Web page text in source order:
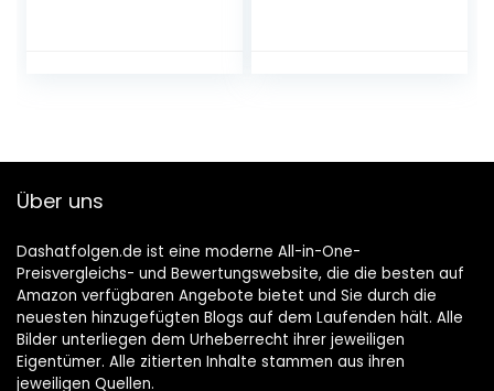
Über uns
Dashatfolgen.de ist eine moderne All-in-One-
Preisvergleichs- und Bewertungswebsite, die die besten auf
Amazon verfügbaren Angebote bietet und Sie durch die
neuesten hinzugefügten Blogs auf dem Laufenden hält. Alle
Bilder unterliegen dem Urheberrecht ihrer jeweiligen
Eigentümer. Alle zitierten Inhalte stammen aus ihren
jeweiligen Quellen.